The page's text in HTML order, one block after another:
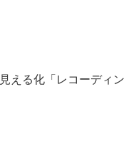
える化「レコーディン